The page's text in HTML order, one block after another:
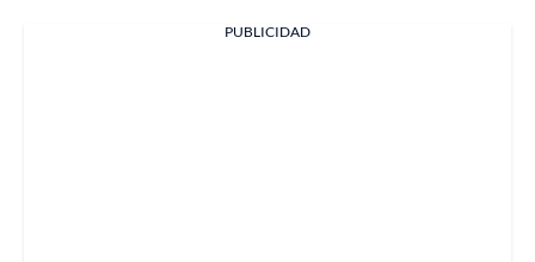
PUBLICIDAD